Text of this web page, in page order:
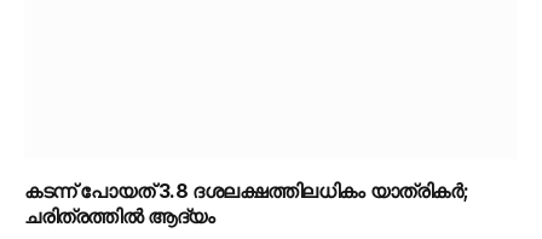
കടന്ന് പോയത് 3.8 ദശലക്ഷത്തിലധികം യാത്രികർ;
ചരിത്രത്തിൽ ആദ്യം